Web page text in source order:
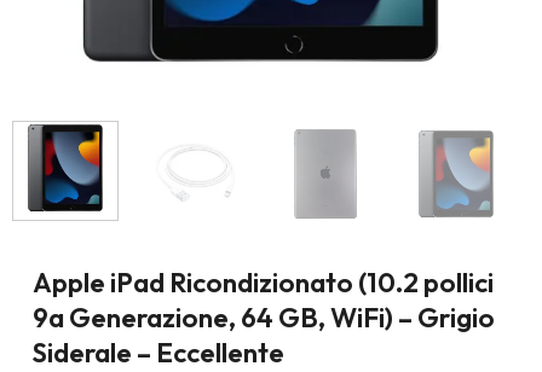
Apple iPad Ricondizionato (10.2 pollici
9a Generazione, 64 GB, WiFi) – Grigio
Siderale – Eccellente